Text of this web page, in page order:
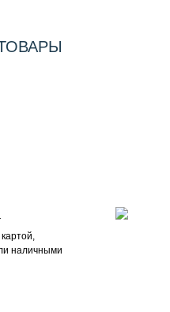
наличными